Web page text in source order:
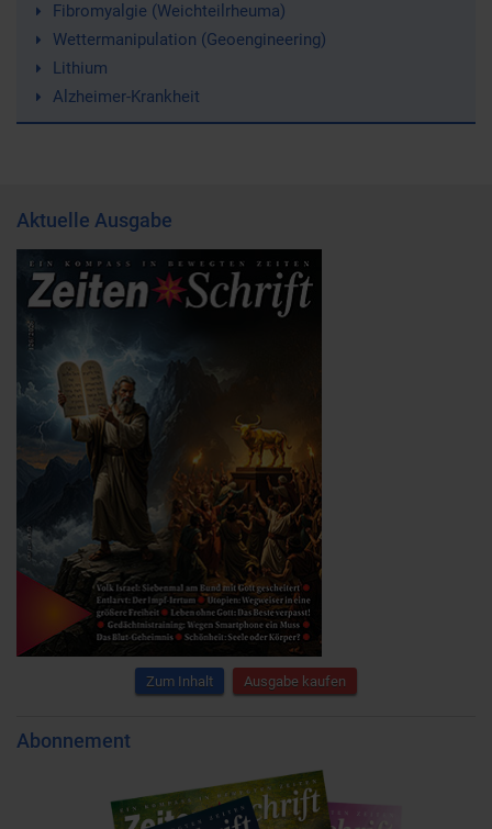
Fibromyalgie (Weichteilrheuma)
Wettermanipulation (Geoengineering)
Lithium
Alzheimer-Krankheit
Aktuelle Ausgabe
Zum Inhalt Ausgabe kaufen
Abonnement